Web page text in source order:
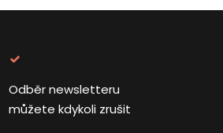
Odběr newsletteru
můžete kdykoli zrušit